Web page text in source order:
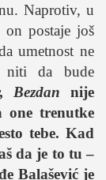
Naprotiv, u
on postaje još
umetnost ne
niti da bude
Bezdan nije
one trenutke
tebe. Kad
da je to tu –
Balašević je